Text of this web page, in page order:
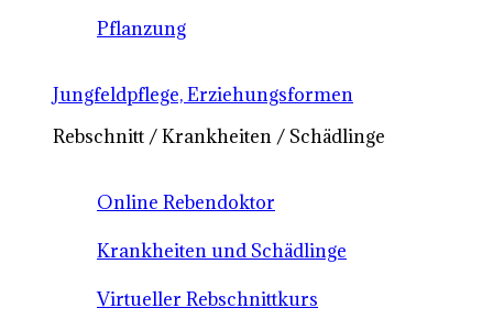
Pflanzung
Jungfeldpflege, Erziehungsformen
Rebschnitt / Krankheiten / Schädlinge
Online Rebendoktor
Krankheiten und Schädlinge
Virtueller Rebschnittkurs